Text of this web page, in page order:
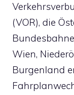
(VOR), die
Wien,
Burgenland